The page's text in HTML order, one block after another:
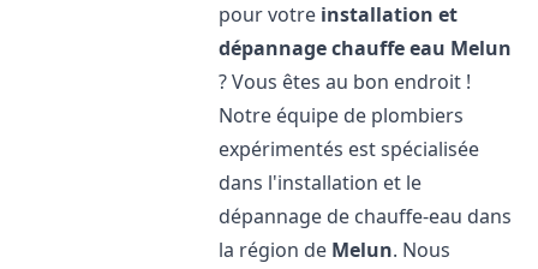
pour votre installation et
dépannage chauffe eau Melun
? Vous êtes au bon endroit !
Notre équipe de plombiers
expérimentés est spécialisée
dans l'installation et le
dépannage de chauffe-eau dans
la région de Melun. Nous